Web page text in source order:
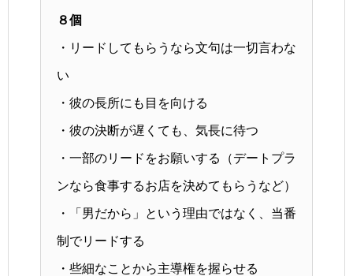
８個
・リードしてもらうなら文句は一切言わな
い
・彼の長所にも目を向ける
・彼の決断が遅くても、気長に待つ
・一部のリードをお願いする（デートプラ
ンなら食事するお店を決めてもらうなど）
・「男だから」という理由ではなく、当番
制でリードする
・些細なことから主導権を握らせる